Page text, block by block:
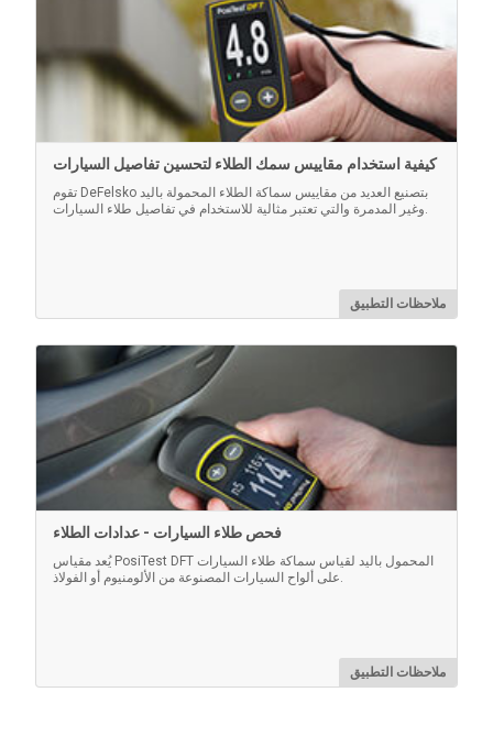
معايير سمك معتمدة
الداخلية بدقة قياس يمكن تتبعها إلى NIST أو PTB.
التعرف على المزيد
كيفية استخدام مقاييس سمك الطلاء لتحسين تفاصيل السيارات
تقوم DeFelsko بتصنيع العديد من مقاييس سماكة الطلاء المحمولة باليد
وغير المدمرة والتي تعتبر مثالية للاستخدام في تفاصيل طلاء السيارات.
ملاحظات التطبيق
فحص طلاء السيارات - عدادات الطلاء
يُعد مقياس PosiTest DFT المحمول باليد لقياس سماكة طلاء السيارات
على ألواح السيارات المصنوعة من الألومنيوم أو الفولاذ.
ملاحظات التطبيق